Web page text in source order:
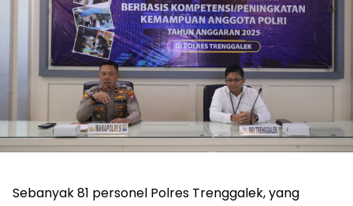
Sebanyak 81 personel Polres Trenggalek, yang